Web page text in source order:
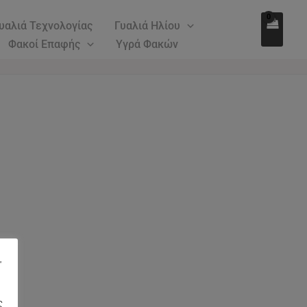
Τεχνολογίας
Γυαλιά Ηλίου
Φακοί Επαφής
Υγρά Φακών